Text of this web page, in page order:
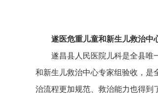
遂医危重儿童和新生儿救治中
遂昌县人民医院儿科是全县唯
和新生儿救治中心专家组验收，是
治流程更加规范、救治能力也得到